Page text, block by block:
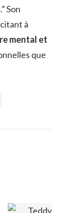
Son
à
mental et
que